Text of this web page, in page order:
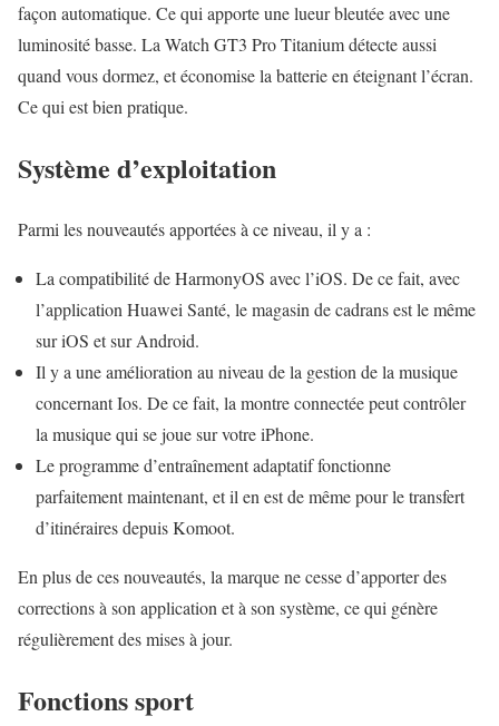
façon automatique. Ce qui apporte une lueur bleutée avec une
luminosité basse. La Watch GT3 Pro Titanium détecte aussi
quand vous dormez, et économise la batterie en éteignant l’écran.
Ce qui est bien pratique.
Système d’exploitation
Parmi les nouveautés apportées à ce niveau, il y a :
La compatibilité de HarmonyOS avec l’iOS. De ce fait, avec
l’application Huawei Santé, le magasin de cadrans est le même
sur iOS et sur Android.
Il y a une amélioration au niveau de la gestion de la musique
concernant Ios. De ce fait, la montre connectée peut contrôler
la musique qui se joue sur votre iPhone.
Le programme d’entraînement adaptatif fonctionne
parfaitement maintenant, et il en est de même pour le transfert
d’itinéraires depuis Komoot.
En plus de ces nouveautés, la marque ne cesse d’apporter des
corrections à son application et à son système, ce qui génère
régulièrement des mises à jour.
Fonctions sport